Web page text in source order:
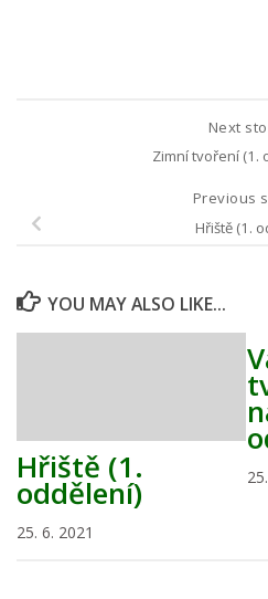
Next
Zimní tvoření (1.
Previous
Hřiště (1.
YOU MAY ALSO LIKE...
Hřiště (1.
oddělení)
25. 6. 2021